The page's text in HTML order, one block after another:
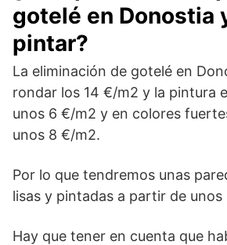
gotelé en Donostia
pintar?
La eliminación de gotelé en
rondar los 14 €/m2 y la pintura
unos 6 €/m2 y en colores
unos 8 €/m2.
Por lo que tendremos unas
lisas y pintadas a partir de unos
Hay que tener en cuenta que